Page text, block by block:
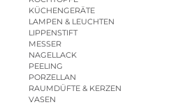
KÜCHENGERÄTE
LAMPEN & LEUCHTEN
LIPPENSTIFT
MESSER
NAGELLACK
PEELING
PORZELLAN
RAUMDÜFTE & KERZEN
VASEN